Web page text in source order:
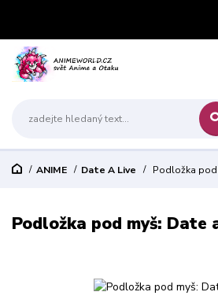
ANIME Date A Live Podložka pod
Podložka pod myš: Date